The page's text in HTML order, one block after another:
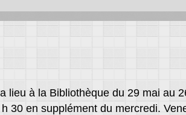
lieu à la Bibliothèque du 29 mai au
30 en supplément du mercredi.